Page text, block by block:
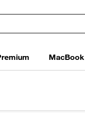
MacBook